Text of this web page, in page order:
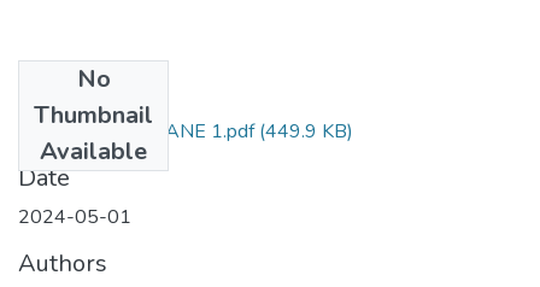
No
Thumbnail
Available
ARTIGO - CRISTIANE 1.pdf(449.9 KB)
Date
2024-05-01
Authors